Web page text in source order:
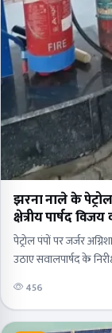
झरना नाले के
क्षेत्रीय पार्षद
पेट्रोल पंपों पर जर्जर
उठाए सवालपार्षद के
पार्षद…456